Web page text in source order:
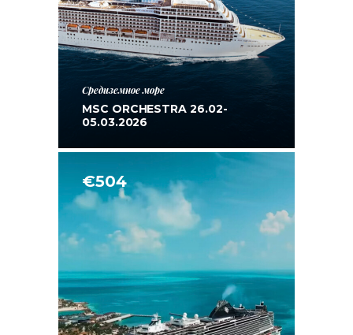
Средиземное море
MSC ORCHESTRA 26.02-
05.03.2026
€504